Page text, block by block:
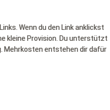
Wenn du den Link anklickst
kleine Provision. Du unterstützt
Mehrkosten entstehen dir dafür